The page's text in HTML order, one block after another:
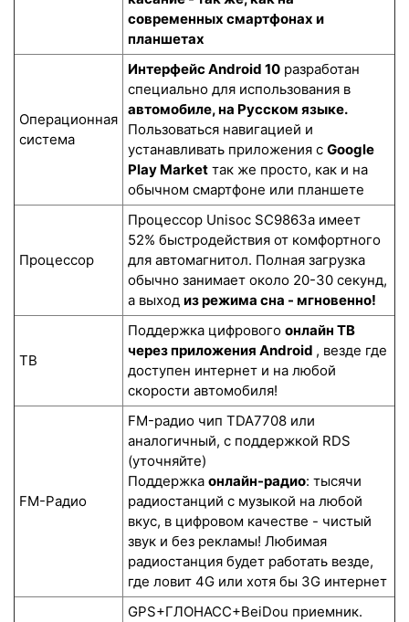
современных смартфонах и
планшетах
Операционная
система
Интерфейс Android 10 разработан
специально для использования в
автомобиле, на Русском языке.
Пользоваться навигацией и
устанавливать приложения с Google
Play Market так же просто, как и на
обычном смартфоне или планшете
Процессор
Процессор Unisoc SC9863a имеет
52% быстродействия от комфортного
для автомагнитол. Полная загрузка
обычно занимает около 20-30 секунд,
а выход из режима сна - мгновенно!
ТВ
Поддержка цифрового онлайн ТВ
через приложения Android , везде где
доступен интернет и на любой
скорости автомобиля!
FM-Радио
FM-радио чип TDA7708 или
аналогичный, с поддержкой RDS
(уточняйте)
Поддержка онлайн-радио: тысячи
радиостанций с музыкой на любой
вкус, в цифровом качестве - чистый
звук и без рекламы! Любимая
радиостанция будет работать везде,
где ловит 4G или хотя бы 3G интернет
GPS+ГЛОНАСС+BeiDou приемник.